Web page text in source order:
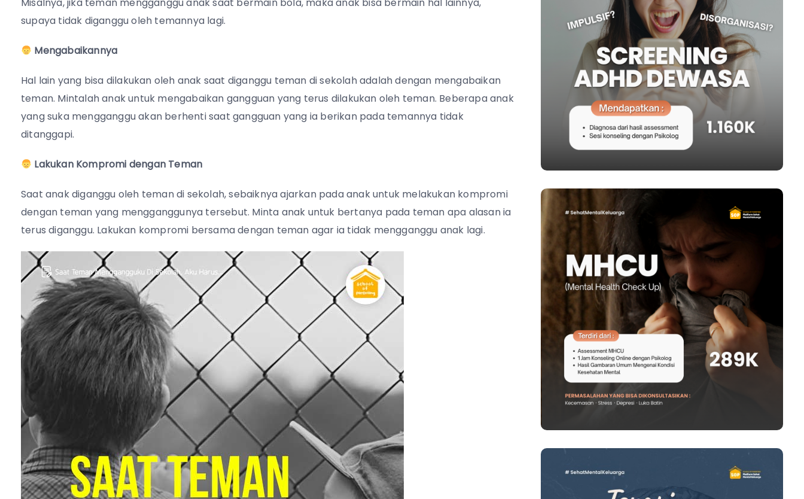
Misalnya, jika teman mengganggu anak saat bermain bola, maka anak bisa bermain hal lainnya,
supaya tidak diganggu oleh temannya lagi.
Mengabaikannya
Hal lain yang bisa dilakukan oleh anak saat diganggu teman di sekolah adalah dengan mengabaikan
teman. Mintalah anak untuk mengabaikan gangguan yang terus dilakukan oleh teman. Beberapa anak
yang suka mengganggu akan berhenti saat gangguan yang ia berikan pada temannya tidak
ditanggapi.
Lakukan Kompromi dengan Teman
Saat anak diganggu oleh teman di sekolah, sebaiknya ajarkan pada anak untuk melakukan kompromi
dengan teman yang mengganggunya tersebut. Minta anak untuk bertanya pada teman apa alasan ia
terus diganggu. Lakukan kompromi bersama dengan teman agar ia tidak mengganggu anak lagi.